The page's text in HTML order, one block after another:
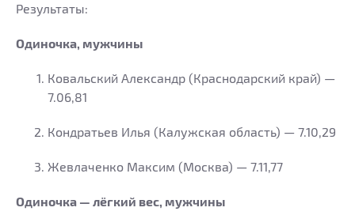
Результаты:
Одиночка, мужчины
Ковальский Александр (Краснодарский край) —
7.06,81
Кондратьев Илья (Калужская область) — 7.10,29
Жевлаченко Максим (Москва) — 7.11,77
Одиночка — лёгкий вес, мужчины